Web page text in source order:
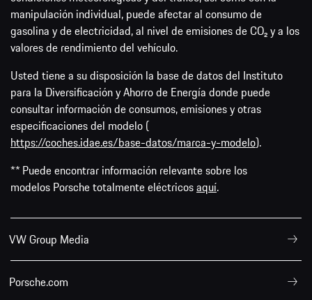
manipulación individual, puede afectar al consumo de
gasolina y de electricidad, al nivel de emisiones de CO₂ y a los
valores de rendimiento del vehículo.
Usted tiene a su disposición la base de datos del Instituto
para la Diversificación y Ahorro de Energía donde puede
consultar información de consumos, emisiones y otras
especificaciones del modelo (
https://coches.idae.es/base-datos/marca-y-modelo).
** Puede encontrar información relevante sobre los
modelos Porsche totalmente eléctricosaquí.
VW Group Media
Porsche.com